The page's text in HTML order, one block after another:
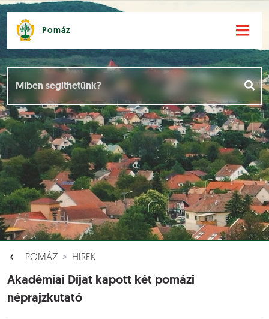
Pomáz
POMÁZ HÍREK
Akadémiai Díjat kapott két pomázi
néprajzkutató
Események []
Dokumentumok [ ]
Aloldalak []